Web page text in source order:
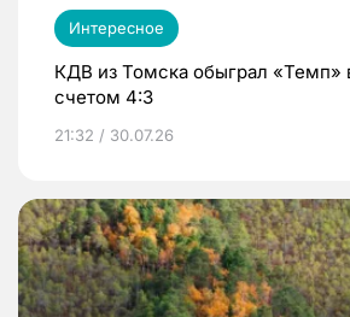
Интересное
КДВ из Томска обыграл «Темп»
счетом 4:3
21:32 / 30.07.26